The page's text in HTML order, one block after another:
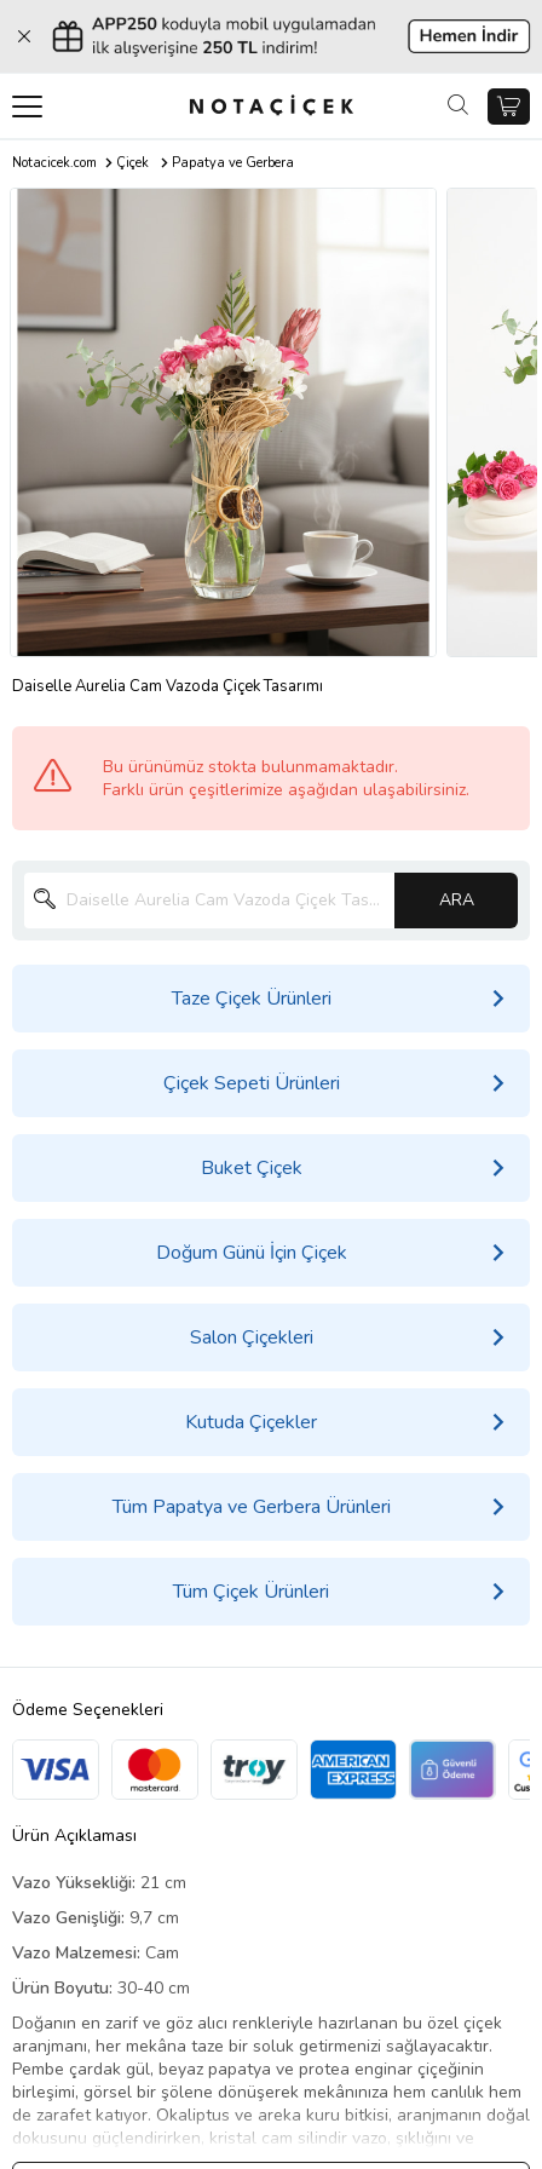
Notacicek.com Çiçek Papatya ve Gerbera
Daiselle Aurelia Cam Vazoda Çiçek Tasarımı
Bu ürünümüz stokta bulunmamaktadır.
Farklı ürün çeşitlerimize aşağıdan ulaşabilirsiniz.
ARA
Taze Çiçek Ürünleri
Çiçek Sepeti Ürünleri
Buket Çiçek
Doğum Günü İçin Çiçek
Salon Çiçekleri
Kutuda Çiçekler
Tüm Papatya ve Gerbera Ürünleri
Tüm Çiçek Ürünleri
Ödeme Seçenekleri
Ürün Açıklaması
Vazo Yüksekliği: 21 cm
Vazo Genişliği: 9,7 cm
Vazo Malzemesi: Cam
Ürün Boyutu: 30-40 cm
Doğanın en zarif ve göz alıcı renkleriyle hazırlanan bu özel çiçek
aranjmanı, her mekâna taze bir soluk getirmenizi sağlayacaktır.
Pembe çardak gül, beyaz papatya ve protea enginar çiçeğinin
birleşimi, görsel bir şölene dönüşerek mekânınıza hem canlılık hem
de zarafet katıyor. Okaliptus ve areka kuru bitkisi, aranjmanın doğal
dokusunu güçlendirirken, kristal cam silindir vazo, şıklığını ve
zarafetini ön plana çıkarıyor. Her bir çiçeğin ayrı anlamlar taşıması,